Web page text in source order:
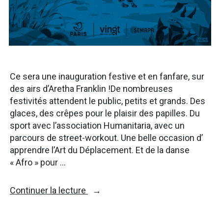
Ce sera une inauguration festive et en fanfare, sur
des airs d’Aretha Franklin !De nombreuses
festivités attendent le public, petits et grands. Des
glaces, des crêpes pour le plaisir des papilles. Du
sport avec l’association Humanitaria, avec un
parcours de street-workout. Une belle occasion d’
apprendre l’Art du Déplacement. Et de la danse
« Afro » pour …
Continuer la lecture
« Inauguration